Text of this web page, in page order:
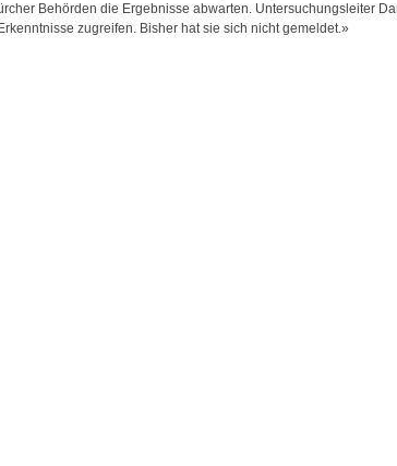
Behörden die Ergebnisse abwarten. Untersuchungsleiter
zugreifen. Bisher hat sie sich nicht gemeldet.»